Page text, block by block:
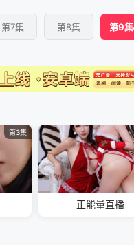
第7集 第8集 第9集
第3集
正能量直播